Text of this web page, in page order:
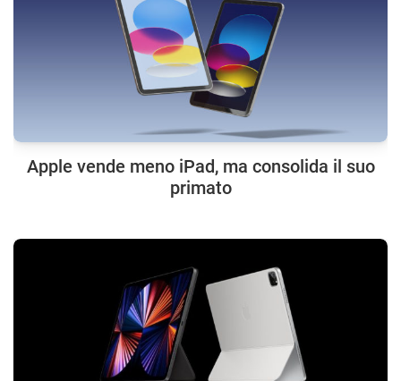
Apple vende meno iPad, ma consolida il suo
primato